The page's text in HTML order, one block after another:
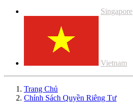
Singapore
Vietnam
Trang Chủ
Chính Sách Quyền Riêng Tư